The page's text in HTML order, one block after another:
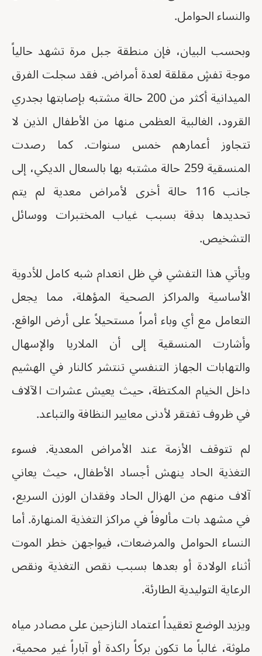
والنساء الحوامل.
وبحسب البيان، فإن منطقة جبل مرة تشهد حالياً
موجة تفشٍ مقلقة لعدة أمراض. فقد سجلت الفرق
الميدانية أكثر من 200 حالة مشتبه بإصابتها بجدري
القرود، الغالبية العظمى منها من الأطفال الذين لا
تتجاوز أعمارهم خمس سنوات. كما رصدت
المنسقية 259 حالة مشتبه بها بالسعال الديكي، إلى
جانب 116 حالة أخرى لأمراض معدية لم يتم
تحديدها بدقة بسبب غياب المختبرات ووسائل
التشخيص.
ويأتي هذا التفشي في ظل انعدام شبه كامل للأدوية
الأساسية والمراكز الصحية المؤهلة، مما يجعل
التعامل مع أي وباء أمراً مستحيلاً على أرض الواقع.
وأشارت المنسقية إلى أن الملاريا والإسهال
والتهابات الجهاز التنفسي تنتشر كالنار في الهشيم
داخل الخيام المكتظة، حيث يعيش عشرات الآلاف
في ظروف تفتقر لأدنى معايير النظافة والتباعد.
لم تتوقف الأزمة عند الأمراض المعدية. فسوء
التغذية الحاد ينهش أجساد الأطفال، حيث يعاني
آلاف منهم من الهزال الحاد وفقدان الوزن السريع،
في مشهد بات مألوفاً في مراكز التغذية المنهارة. أما
النساء الحوامل والمرضعات، فيواجهن خطر الموت
أثناء الولادة أو بعدها بسبب نقص التغذية ونقص
الرعاية التوليدية الطارئة.
ويزيد الوضع تعقيداً اعتماد النازحين على مصادر مياه
ملوثة، غالباً ما تكون بركاً راكدة أو آباراً غير محمية،